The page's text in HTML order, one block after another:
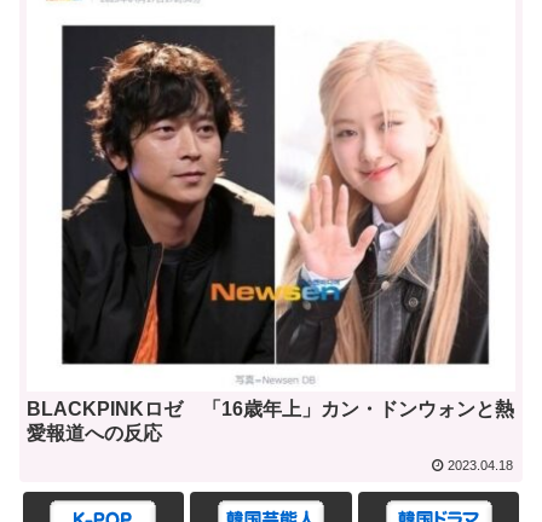
BLACKPINKロゼ 「16歳年上」カン・ドンウォンと熱
愛報道への反応
2023.04.18